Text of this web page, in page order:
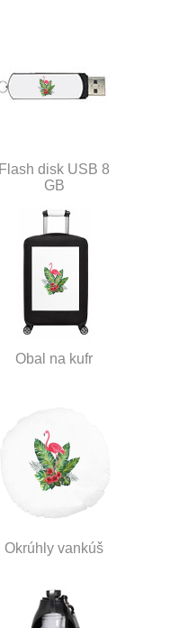
Flash disk USB 8
GB
Obal na kufr
Okrúhly vankúš